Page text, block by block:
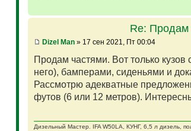
Re: Продам
Dizel Man» 17 сен 2021, Пт 00:04
Продам частями. Вот только
него), бамперами, сиденьями и
Рассмотрю адекватные
футов (6 или 12 метров).
Дизельный Мастер. IFA W50LA, КУНГ, 6,5 л дизель,